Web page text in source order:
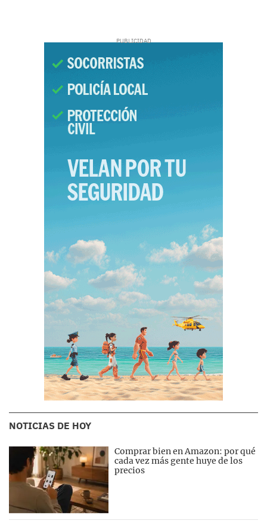
NOTICIAS DE HOY
Comprar bien en Amazon: por qué
cada vez más gente huye de los
precios